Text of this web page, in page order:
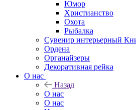
Юмор
Христианство
Охота
Рыбалка
Сувенир интерьерный
Ордена
Органайзеры
Декоративная рейка
О нас
Назад
О нас
О нас